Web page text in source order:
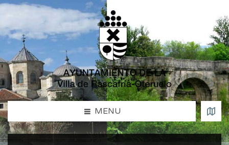
MENU